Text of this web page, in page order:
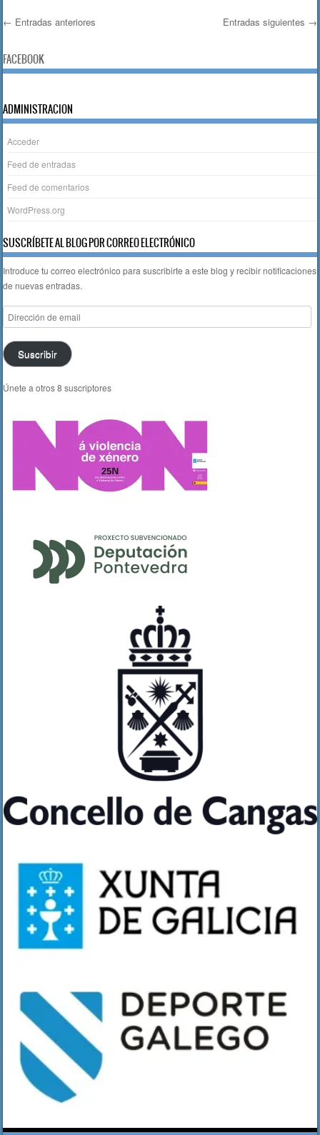
e
b
o
o
k
er s
A
p
Navegación de entradas
← Entradas anteriores Entradas siguientes →
FACEBOOK
ADMINISTRACION
Acceder
Feed de entradas
Feed de comentarios
WordPress.org
SUSCRÍBETE AL BLOG POR CORREO ELECTRÓNICO
Introduce tu correo electrónico para suscribirte a este blog y recibir notificaciones
de nuevas entradas.
Dirección
de
email
Suscribir
Únete a otros 8 suscriptores